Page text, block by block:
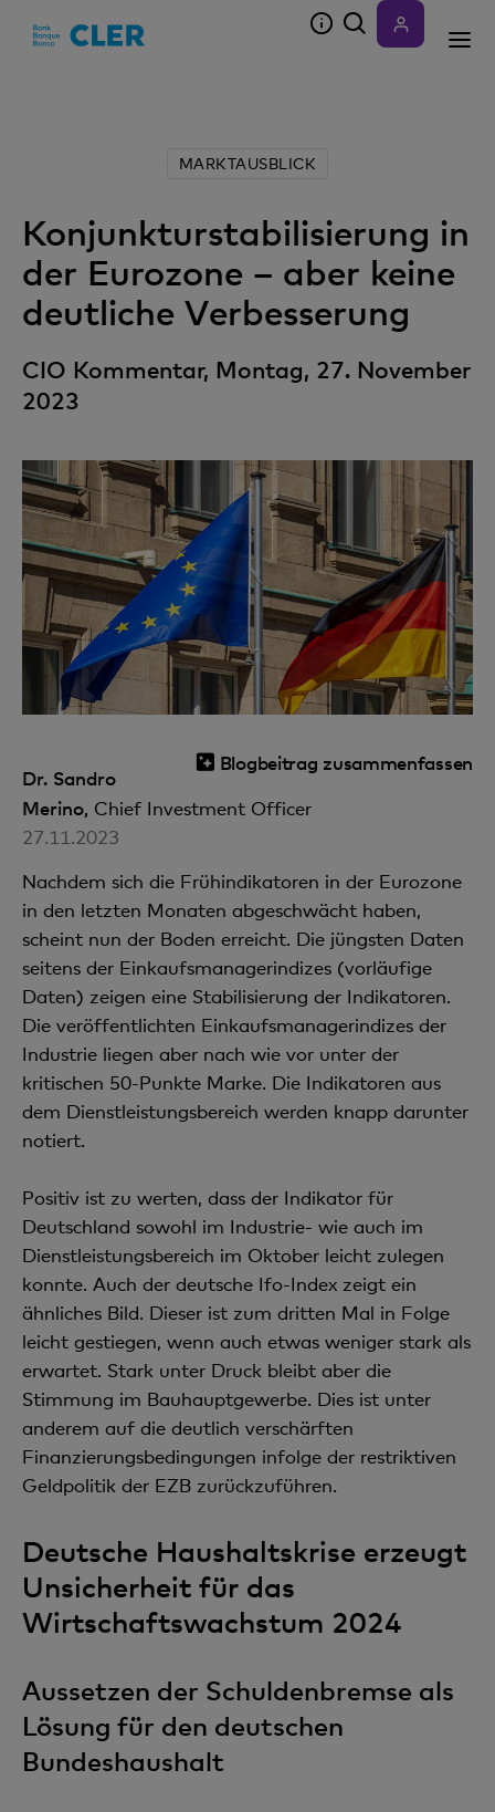
MARKTAUSBLICK
Konjunkturstabilisierung in
der Eurozone – aber keine
deutliche Verbesserung
CIO Kommentar, Montag, 27. November
2023
Blogbeitrag zusammenfassen
Dr. Sandro
Merino, Chief Investment Officer
27.11.2023
Nachdem sich die Frühindikatoren in der Eurozone
in den letzten Monaten abgeschwächt haben,
scheint nun der Boden erreicht. Die jüngsten Daten
seitens der Einkaufsmanagerindizes (vorläufige
Daten) zeigen eine Stabilisierung der Indikatoren.
Die veröffentlichten Einkaufsmanagerindizes der
Industrie liegen aber nach wie vor unter der
kritischen 50-Punkte Marke. Die Indikatoren aus
dem Dienstleistungsbereich werden knapp darunter
notiert.
Positiv ist zu werten, dass der Indikator für
Deutschland sowohl im Industrie- wie auch im
Dienstleistungsbereich im Oktober leicht zulegen
konnte. Auch der deutsche Ifo-Index zeigt ein
ähnliches Bild. Dieser ist zum dritten Mal in Folge
leicht gestiegen, wenn auch etwas weniger stark als
erwartet. Stark unter Druck bleibt aber die
Stimmung im Bauhauptgewerbe. Dies ist unter
anderem auf die deutlich verschärften
Finanzierungsbedingungen infolge der restriktiven
Geldpolitik der EZB zurückzuführen.
Deutsche Haushaltskrise erzeugt
Unsicherheit für das
Wirtschaftswachstum 2024
Aussetzen der Schuldenbremse als
Lösung für den deutschen
Bundeshaushalt